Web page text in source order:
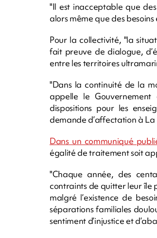
"Il est inacceptable que
alors même que des
Pour la collectivité, "la
fait preuve de dialogue,
entre les territoires
"Dans la continuité de la
appelle le
dispositions pour les
demande d’affectation à
Dans un communiqué
égalité de traitement soit
"Chaque année, des
contraints de quitter leur île
malgré l’existence de
séparations familiales
sentiment d’injustice et